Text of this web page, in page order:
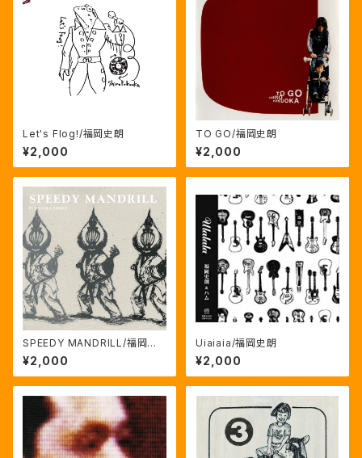
Let's Flog!/福岡史朗
¥2,000
TO GO/福岡史朗
¥2,000
SPEEDY MANDRILL/福岡史
朗
¥2,000
Uiaiaia/福岡史朗
¥2,000